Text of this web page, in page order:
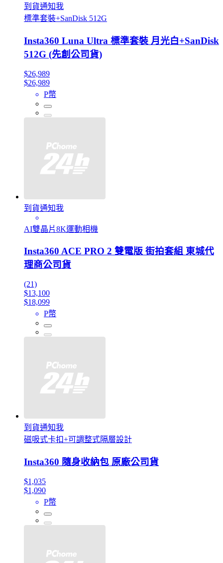
到貨通知我
標準套裝+SanDisk 512G
Insta360 Luna Ultra 標準套裝 月光白+SanDisk
512G (先創公司貨)
$26,989
$26,989
P幣
到貨通知我
AI雙晶片8K運動相機
Insta360 ACE PRO 2 雙電版 街拍套組 東城代
理商公司貨
(21)
$13,100
$18,099
P幣
到貨通知我
磁吸式卡扣+可調整式隔層設計
Insta360 隨身收納包 原廠公司貨
$1,035
$1,090
P幣